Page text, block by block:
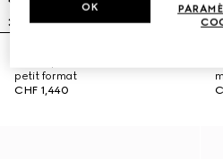
petit format
CHF 1,440
OK